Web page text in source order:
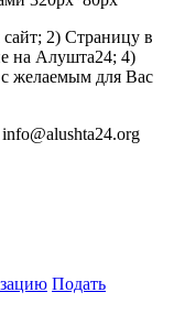
2) Страницу в
на Алушта24; 4)
желаемым для Вас
Подать